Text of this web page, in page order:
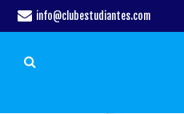
info@clubestudiantes.com